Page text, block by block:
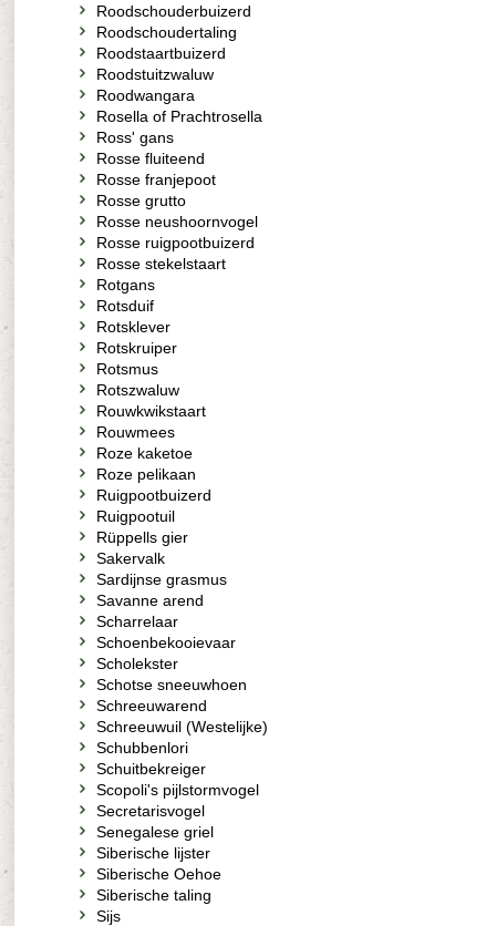
Roodschouderbuizerd
Roodschoudertaling
Roodstaartbuizerd
Roodstuitzwaluw
Roodwangara
Rosella of Prachtrosella
Ross' gans
Rosse fluiteend
Rosse franjepoot
Rosse grutto
Rosse neushoornvogel
Rosse ruigpootbuizerd
Rosse stekelstaart
Rotgans
Rotsduif
Rotsklever
Rotskruiper
Rotsmus
Rotszwaluw
Rouwkwikstaart
Rouwmees
Roze kaketoe
Roze pelikaan
Ruigpootbuizerd
Ruigpootuil
Rüppells gier
Sakervalk
Sardijnse grasmus
Savanne arend
Scharrelaar
Schoenbekooievaar
Scholekster
Schotse sneeuwhoen
Schreeuwarend
Schreeuwuil (Westelijke)
Schubbenlori
Schuitbekreiger
Scopoli's pijlstormvogel
Secretarisvogel
Senegalese griel
Siberische lijster
Siberische Oehoe
Siberische taling
Sijs